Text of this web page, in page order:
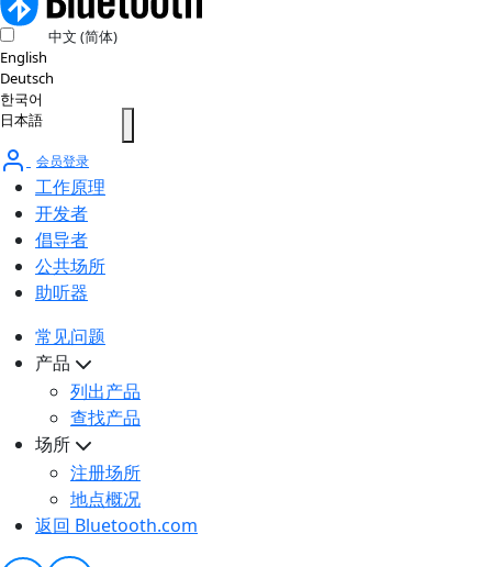
中文 (简体)
English
Deutsch
한국어
日本語
会员登录
工作原理
开发者
倡导者
公共场所
助听器
常见问题
产品
列出产品
查找产品
场所
注册场所
地点概况
返回 Bluetooth.com